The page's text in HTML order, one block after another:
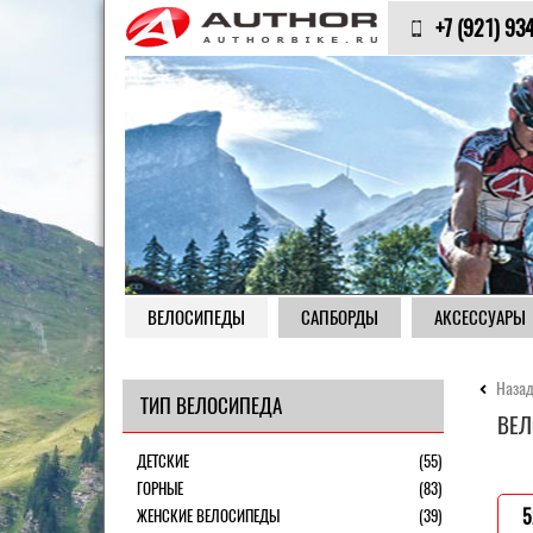
+7 (921)
ВЕЛОСИПЕДЫ САПБОРДЫ АКСЕССУАРЫ
ТИП ВЕЛОСИПЕДА
ДЕТСКИЕ
(55)
ГОРНЫЕ
(83)
ЖЕНСКИЕ ВЕЛОСИПЕДЫ
(39)